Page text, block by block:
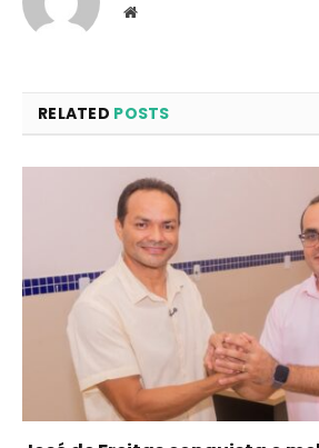
Website
RELATED POSTS